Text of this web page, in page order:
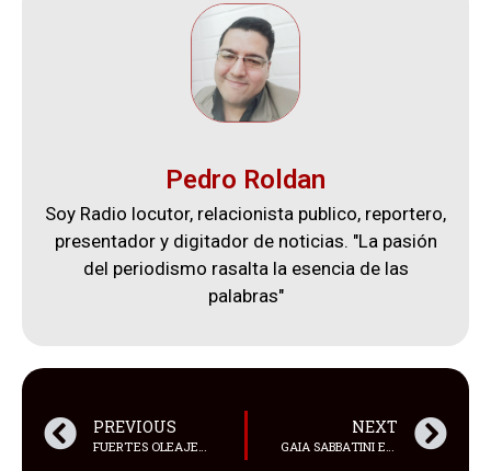
Pedro Roldan
Soy Radio locutor, relacionista publico, reportero,
presentador y digitador de noticias. "La pasión
del periodismo rasalta la esencia de las
palabras"
PREVIOUS
FUERTES OLEAJES EN LAS PLAYAS DEL PAÍS OCURRIRÁN ESTE VIERNES 21 Y SÁBADO 22
NEXT
GAIA SABBATINI ES UNA DESTACADA ATLETA ITALIANA